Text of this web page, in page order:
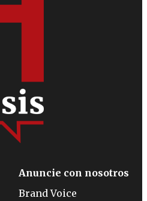
Anuncie con nosotros
Brand Voice